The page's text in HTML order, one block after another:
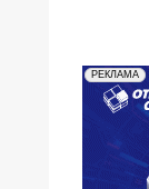
РЕКЛАМА